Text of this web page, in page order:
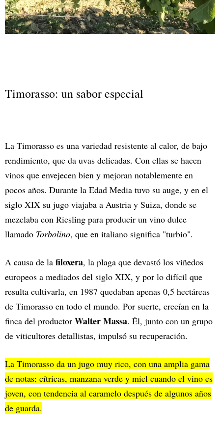
Timorasso: un sabor especial
La Timorasso es una variedad resistente al calor, de bajo
rendimiento, que da uvas delicadas. Con ellas se hacen
vinos que envejecen bien y mejoran notablemente en
pocos años. Durante la Edad Media tuvo su auge, y en el
siglo XIX su jugo viajaba a Austria y Suiza, donde se
mezclaba con Riesling para producir un vino dulce
llamado Torbolino, que en italiano significa "turbio".
A causa de la filoxera, la plaga que devastó los viñedos
europeos a mediados del siglo XIX, y por lo difícil que
resulta cultivarla, en 1987 quedaban apenas 0,5 hectáreas
de Timorasso en todo el mundo. Por suerte, crecían en la
finca del productor Walter Massa. Él, junto con un grupo
de viticultores detallistas, impulsó su recuperación.
La Timorasso da un jugo muy rico, con una amplia gama
de notas: cítricas, manzana verde y miel cuando el vino es
joven, con tendencia al caramelo después de algunos años
de guarda.